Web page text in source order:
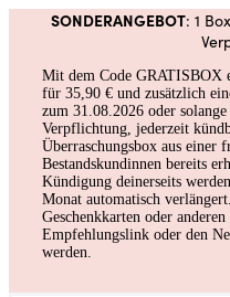
SONDERANGEBOT: 1
Mit dem Code GRATISBOX
für 35,90 € und zusätzlich
zum 31.08.2026 oder
Verpflichtung, jederzeit
Überraschungsbox aus einer
Bestandskundinnen bereits
Kündigung deinerseits
Monat automatisch
Geschenkkarten oder
Empfehlungslink oder den
werden.